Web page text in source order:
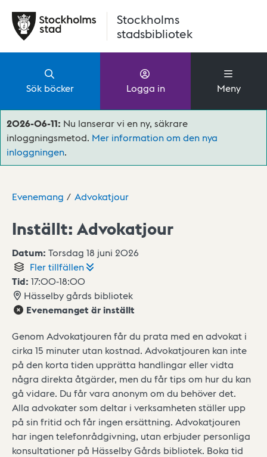
Stockholms
stadsbibliotek
Sök böcker Logga in Meny
2026-06-11: Nu lanserar vi en ny, säkrare
inloggningsmetod. Mer information om den nya
inloggningen.
Evenemang Advokatjour
Inställt: Advokatjour
Datum: Torsdag 18 juni 2026
Flertillfällen
Tid: 17:00-18:00
Hässelby gårds bibliotek
Evenemanget är inställt
Genom Advokatjouren får du prata med en advokat i
cirka 15 minuter utan kostnad. Advokatjouren kan inte
på den korta tiden upprätta handlingar eller vidta
några direkta åtgärder, men du får tips om hur du kan
gå vidare. Du får vara anonym om du behöver det.
Alla advokater som deltar i verksamheten ställer upp
på sin fritid och får ingen ersättning. Advokatjouren
har ingen telefonrådgivning, utan erbjuder personliga
konsultationer på Hässelby Gårds bibliotek. Boka tid